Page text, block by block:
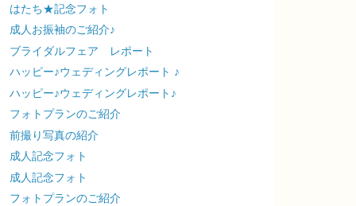
はたち★記念フォト
成人お振袖のご紹介♪
ブライダルフェア レポート
ハッピー♪ウェディングレポート ♪
ハッピー♪ウェディングレポート♪
フォトプランのご紹介
前撮り写真の紹介
成人記念フォト
成人記念フォト
フォトプランのご紹介